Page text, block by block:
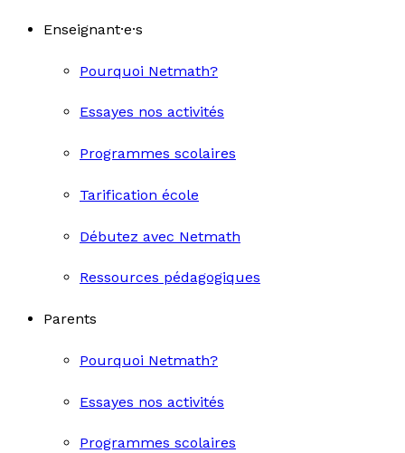
Enseignant·e·s
Pourquoi Netmath?
Essayes nos activités
Programmes scolaires
Tarification école
Débutez avec Netmath
Ressources pédagogiques
Parents
Pourquoi Netmath?
Essayes nos activités
Programmes scolaires